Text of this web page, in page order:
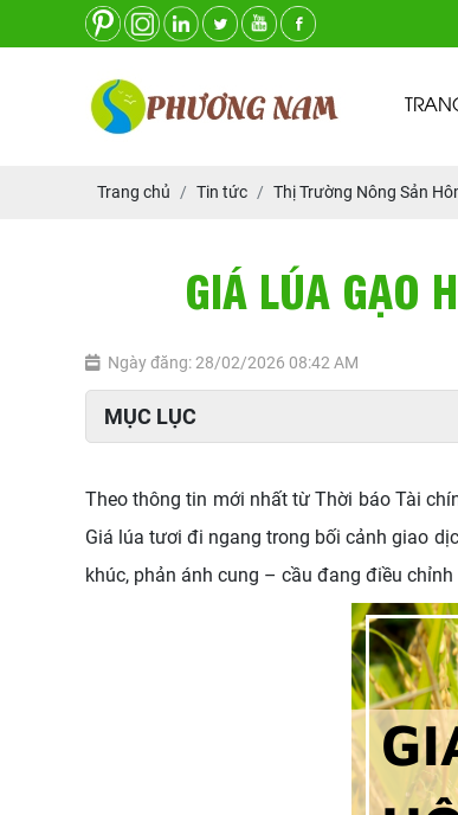
Trang chủ Tin tức Thị Trường Nông Sản
GIÁ LÚA GẠO
Ngày đăng: 28/02/2026 08:42 AM
MỤC LỤC
Theo thông tin mới nhất từ Thời báo Tài
Giá lúa tươi đi ngang trong bối cảnh giao
khúc, phản ánh cung – cầu đang điều